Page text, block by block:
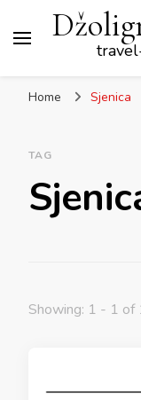
Home Sjenica
TAG
Showing: 1 - 1 of